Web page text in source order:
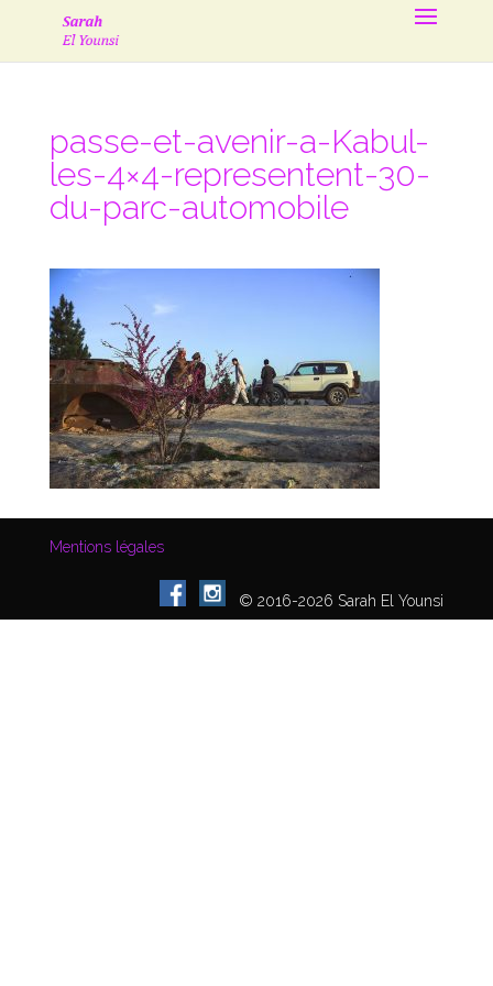
passe-et-avenir-a-Kabul-
les-4×4-representent-30-
du-parc-automobile
Mentions légales
© 2016-2026 Sarah El Younsi